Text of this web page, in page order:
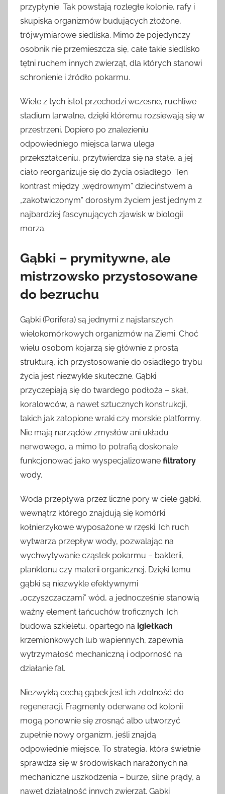
przypłynie. Tak powstają rozległe kolonie, rafy i
skupiska organizmów budujących złożone,
trójwymiarowe siedliska. Mimo że pojedynczy
osobnik nie przemieszcza się, całe takie siedlisko
tętni ruchem innych zwierząt, dla których stanowi
schronienie i źródło pokarmu.
Wiele z tych istot przechodzi wczesne, ruchliwe
stadium larwalne, dzięki któremu rozsiewają się w
przestrzeni. Dopiero po znalezieniu
odpowiedniego miejsca larwa ulega
przekształceniu, przytwierdza się na stałe, a jej
ciało reorganizuje się do życia osiadłego. Ten
kontrast między „wędrownym” dzieciństwem a
„zakotwiczonym” dorosłym życiem jest jednym z
najbardziej fascynujących zjawisk w biologii
morza.
Gąbki – prymitywne, ale
mistrzowsko przystosowane
do bezruchu
Gąbki (Porifera) są jednymi z najstarszych
wielokomórkowych organizmów na Ziemi. Choć
wielu osobom kojarzą się głównie z prostą
strukturą, ich przystosowanie do osiadłego trybu
życia jest niezwykle skuteczne. Gąbki
przyczepiają się do twardego podłoża – skał,
koralowców, a nawet sztucznych konstrukcji,
takich jak zatopione wraki czy morskie platformy.
Nie mają narządów zmysłów ani układu
nerwowego, a mimo to potrafią doskonale
funkcjonować jako wyspecjalizowane filtratory
wody.
Woda przepływa przez liczne pory w ciele gąbki,
wewnątrz którego znajdują się komórki
kołnierzykowe wyposażone w rzęski. Ich ruch
wytwarza przepływ wody, pozwalając na
wychwytywanie cząstek pokarmu – bakterii,
planktonu czy materii organicznej. Dzięki temu
gąbki są niezwykle efektywnymi
„oczyszczaczami” wód, a jednocześnie stanowią
ważny element łańcuchów troficznych. Ich
budowa szkieletu, opartego na igiełkach
krzemionkowych lub wapiennych, zapewnia
wytrzymałość mechaniczną i odporność na
działanie fal.
Niezwykłą cechą gąbek jest ich zdolność do
regeneracji. Fragmenty oderwane od kolonii
mogą ponownie się zrosnąć albo utworzyć
zupełnie nowy organizm, jeśli znajdą
odpowiednie miejsce. To strategia, która świetnie
sprawdza się w środowiskach narażonych na
mechaniczne uszkodzenia – burze, silne prądy, a
nawet działalność innych zwierząt. Gąbki